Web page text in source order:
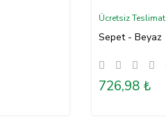
Ücretsiz Teslimat
Sepet - Beyaz
726,98 ₺